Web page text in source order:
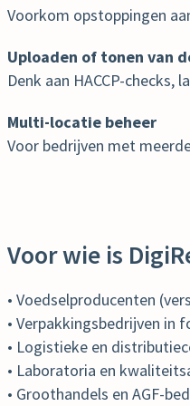
Voorkom opstoppingen
Uploaden of tonen van
Denk aan HACCP-
Multi-locatie beheer
Voor bedrijven met
Voor wie is
• Voedselproducenten
• Verpakkingsbedrijven in
• Logistieke en
• Laboratoria en
• Groothandels en AGF-